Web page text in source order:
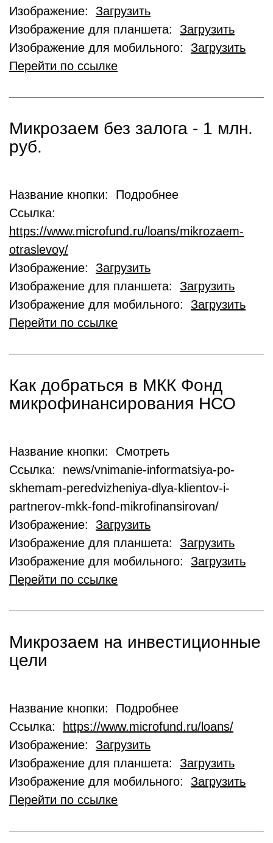
Изображение: Загрузить
Изображение для планшета: Загрузить
Изображение для мобильного: Загрузить
Перейти по ссылке
Микрозаем без залога - 1 млн.
руб.
Название кнопки: Подробнее
Ссылка:
https://www.microfund.ru/loans/mikrozaem-
otraslevoy/
Изображение: Загрузить
Изображение для планшета: Загрузить
Изображение для мобильного: Загрузить
Перейти по ссылке
Как добраться в МКК Фонд
микрофинансирования НСО
Название кнопки: Смотреть
Ссылка: news/vnimanie-informatsiya-po-
skhemam-peredvizheniya-dlya-klientov-i-
partnerov-mkk-fond-mikrofinansirovan/
Изображение: Загрузить
Изображение для планшета: Загрузить
Изображение для мобильного: Загрузить
Перейти по ссылке
Микрозаем на инвестиционные
цели
Название кнопки: Подробнее
Ссылка:
https://www.microfund.ru/loans/
Изображение: Загрузить
Изображение для планшета: Загрузить
Изображение для мобильного: Загрузить
Перейти по ссылке